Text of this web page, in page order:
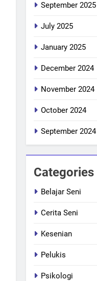
September 2025
July 2025
January 2025
December 2024
November 2024
October 2024
September 2024
Categories
Belajar Seni
Cerita Seni
Kesenian
Pelukis
Psikologi